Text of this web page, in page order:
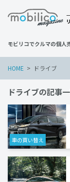
モビリコでクルマの個人
HOME ドライブ
ドライブの記事
車の買い替え